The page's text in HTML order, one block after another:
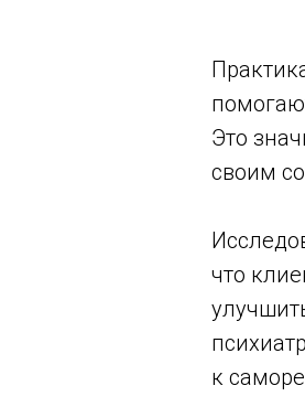
Это
своим
что
к